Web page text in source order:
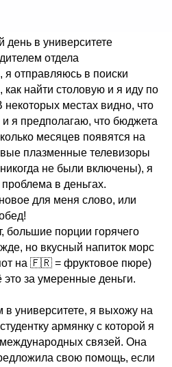
день в университете
отдела
отправляюсь в поиски
найти столовую и я иду по
местах видно, что
я предполагаю, что бюджета
месяцев появятся на
плазменные телевизоры
не были включены), я
в деньгах.
для меня слово, или
большие порции горячего
но вкусный напиток морс
на 🇫🇷 = фруктовое пюре)
это за умеренные деньги.
университете, я выхожу на
армянку с которой я
связей. Она
свою помощь, если